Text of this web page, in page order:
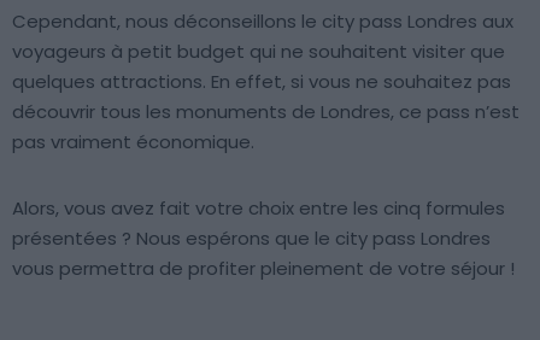
Cependant, nous déconseillons le city pass Londres aux
voyageurs à petit budget qui ne souhaitent visiter que
quelques attractions. En effet, si vous ne souhaitez pas
découvrir tous les monuments de Londres, ce pass n’est
pas vraiment économique.
Alors, vous avez fait votre choix entre les cinq formules
présentées ? Nous espérons que le city pass Londres
vous permettra de profiter pleinement de votre séjour !